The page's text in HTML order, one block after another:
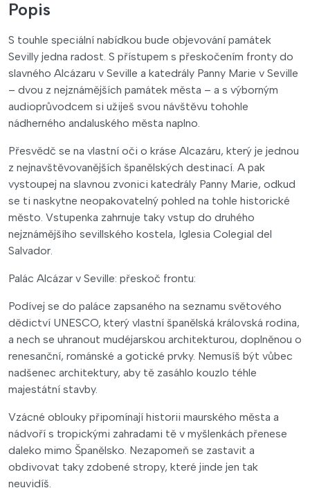
Popis
S touhle speciální nabídkou bude objevování památek
Sevilly jedna radost. S přístupem s přeskočením fronty do
slavného Alcázaru v Seville a katedrály Panny Marie v Seville
– dvou z nejznámějších památek města – a s výborným
audioprůvodcem si užiješ svou návštěvu tohohle
nádherného andaluského města naplno.
Přesvědč se na vlastní oči o kráse Alcazáru, který je jednou
z nejnavštěvovanějších španělských destinací. A pak
vystoupej na slavnou zvonici katedrály Panny Marie, odkud
se ti naskytne neopakovatelný pohled na tohle historické
město. Vstupenka zahrnuje taky vstup do druhého
nejznámějšího sevillského kostela, Iglesia Colegial del
Salvador.
Palác Alcázar v Seville: přeskoč frontu:
Podívej se do paláce zapsaného na seznamu světového
dědictví UNESCO, který vlastní španělská královská rodina,
a nech se uhranout mudéjarskou architekturou, doplněnou o
renesanční, románské a gotické prvky. Nemusíš být vůbec
nadšenec architektury, aby tě zasáhlo kouzlo téhle
majestátní stavby.
Vzácné oblouky připomínají historii maurského města a
nádvoří s tropickými zahradami tě v myšlenkách přenese
daleko mimo Španělsko. Nezapomeň se zastavit a
obdivovat taky zdobené stropy, které jinde jen tak
neuvidíš.